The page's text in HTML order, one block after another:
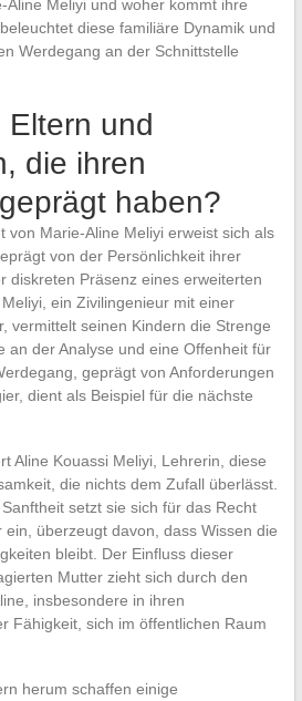
Aline Meliyi und woher kommt ihre
diese familiäre Dynamik und
Werdegang an der Schnittstelle
Eltern und
die ihren
haben?
von Marie-Aline Meliyi erweist sich als
von der Persönlichkeit ihrer
diskreten Präsenz eines erweiterten
ein Zivilingenieur mit einer
vermittelt seinen Kindern die Strenge
an der Analyse und eine Offenheit für
geprägt von Anforderungen
dient als Beispiel für die nächste
Aline Kouassi Meliyi, Lehrerin, diese
die nichts dem Zufall überlässt.
setzt sie sich für das Recht
überzeugt davon, dass Wissen die
bleibt. Der Einfluss dieser
Mutter zieht sich durch den
insbesondere in ihren
Fähigkeit, sich im öffentlichen Raum
herum schaffen einige